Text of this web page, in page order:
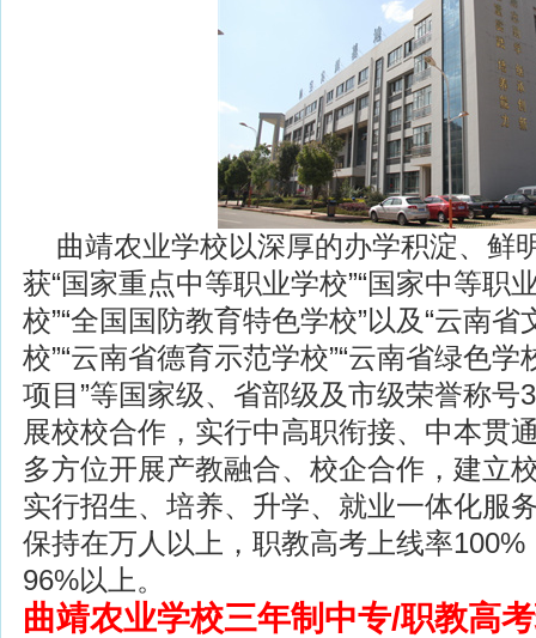
曲靖农业学校以深厚的办学积淀、鲜
获“国家重点中等职业学校”“国家中等职
校”“全国国防教育特色学校”以及“云南省
校”“云南省德育示范学校”“云南省绿色学
项目”等国家级、省部级及市级荣誉称号
展校校合作，实行中高职衔接、中本贯
多方位开展产教融合、校企合作，建立
实行招生、培养、升学、就业一体化服
保持在万人以上，职教高考上线率
96%以上。
曲靖农业学校三年制中专/职教高